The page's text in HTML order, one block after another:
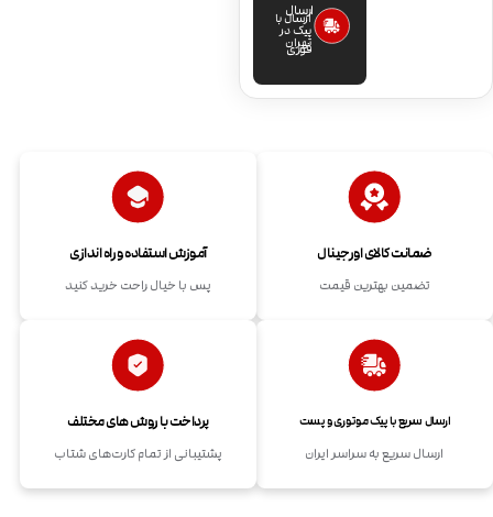
ارسال
فوری
ارسال با
پیک در
تهران
ضمانت کالای اورجینال
تضمین بهترین قیمت
آموزش استفاده و راه اندازی
پس با خیال راحت خرید کنید
ارسال سریع با پیک موتوری و پست
ارسال سریع به سراسر ایران
پرداخت با روش های مختلف
پشتیبانی از تمام کارت‌های شتاب